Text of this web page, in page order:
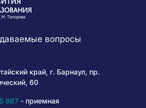
вопросы
край, г. Барнаул, пр.
60
887- приемная